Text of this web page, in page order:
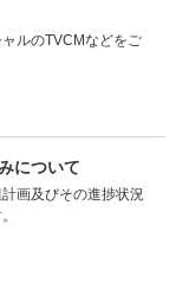
ルのTVCMなどをご
について
画及びその進捗状況